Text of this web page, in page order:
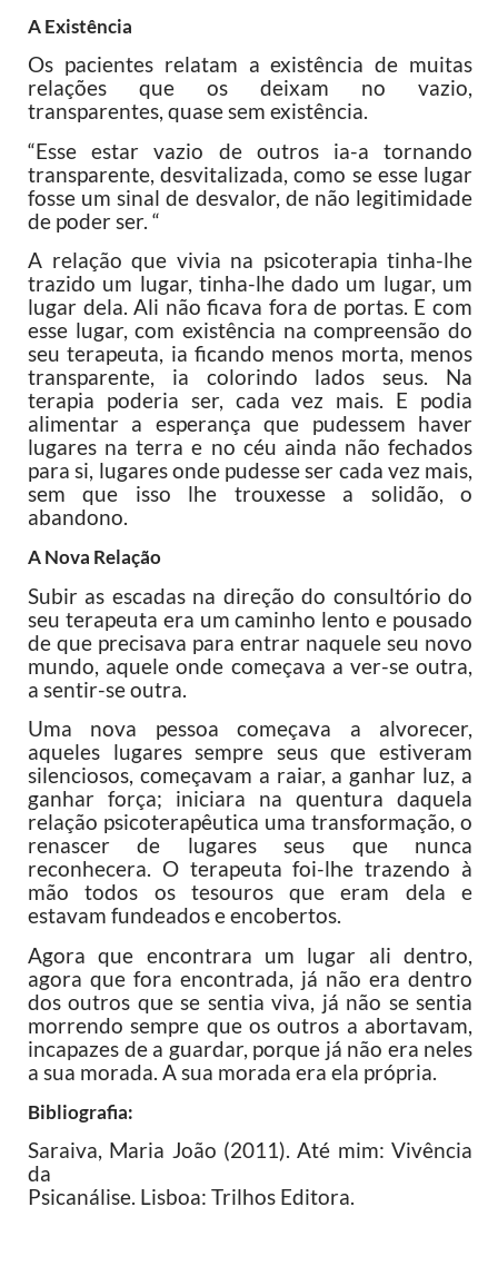
A Existência
Os pacientes relatam a existência de muitas
relações que os deixam no vazio,
transparentes, quase sem existência.
“Esse estar vazio de outros ia-a tornando
transparente, desvitalizada, como se esse lugar
fosse um sinal de desvalor, de não legitimidade
de poder ser. “
A relação que vivia na psicoterapia tinha-lhe
trazido um lugar, tinha-lhe dado um lugar, um
lugar dela. Ali não ficava fora de portas. E com
esse lugar, com existência na compreensão do
seu terapeuta, ia ficando menos morta, menos
transparente, ia colorindo lados seus. Na
terapia poderia ser, cada vez mais. E podia
alimentar a esperança que pudessem haver
lugares na terra e no céu ainda não fechados
para si, lugares onde pudesse ser cada vez mais,
sem que isso lhe trouxesse a solidão, o
abandono.
A Nova Relação
Subir as escadas na direção do consultório do
seu terapeuta era um caminho lento e pousado
de que precisava para entrar naquele seu novo
mundo, aquele onde começava a ver-se outra,
a sentir-se outra.
Uma nova pessoa começava a alvorecer,
aqueles lugares sempre seus que estiveram
silenciosos, começavam a raiar, a ganhar luz, a
ganhar força; iniciara na quentura daquela
relação psicoterapêutica uma transformação, o
renascer de lugares seus que nunca
reconhecera. O terapeuta foi-lhe trazendo à
mão todos os tesouros que eram dela e
estavam fundeados e encobertos.
Agora que encontrara um lugar ali dentro,
agora que fora encontrada, já não era dentro
dos outros que se sentia viva, já não se sentia
morrendo sempre que os outros a abortavam,
incapazes de a guardar, porque já não era neles
a sua morada. A sua morada era ela própria.
Bibliografia:
Saraiva, Maria João (2011). Até mim: Vivência
da
Psicanálise. Lisboa: Trilhos Editora.